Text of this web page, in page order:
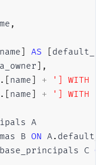
,
AS
,
name +
'] WITH
name +
'] WITH
A
B ON A.
C